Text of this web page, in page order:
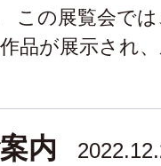
この展覧会で
品が展示され
内